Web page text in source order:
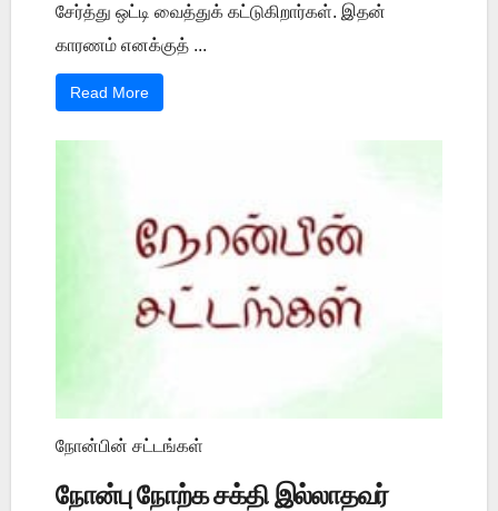
சேர்த்து ஒட்டி வைத்துக் கட்டுகிறார்கள். இதன்
காரணம் எனக்குத் ...
Read More
நோன்பின் சட்டங்கள்
நோன்பு நோற்க சக்தி இல்லாதவர்